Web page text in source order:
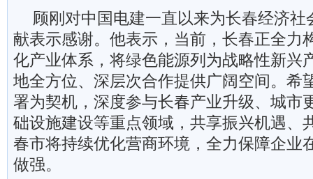
顾刚对中国电建一直以来为长春经济社
献表示感谢。他表示，当前，长春正全力
化产业体系，将绿色能源列为战略性新兴
地全方位、深层次合作提供广阔空间。希
署为契机，深度参与长春产业升级、城市
础设施建设等重点领域，共享振兴机遇、
春市将持续优化营商环境，全力保障企业
做强。